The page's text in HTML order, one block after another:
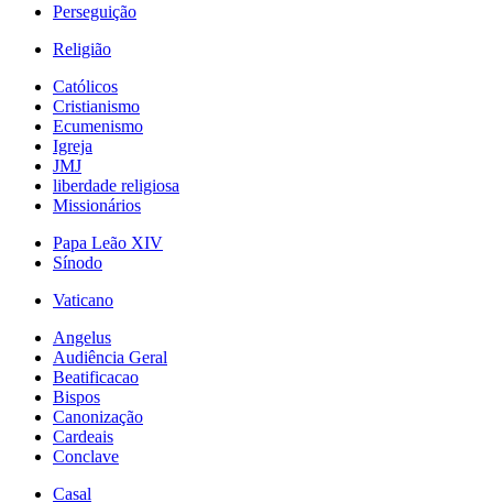
Perseguição
Religião
Católicos
Cristianismo
Ecumenismo
Igreja
JMJ
liberdade religiosa
Missionários
Papa Leão XIV
Sínodo
Vaticano
Angelus
Audiência Geral
Beatificacao
Bispos
Canonização
Cardeais
Conclave
Casal